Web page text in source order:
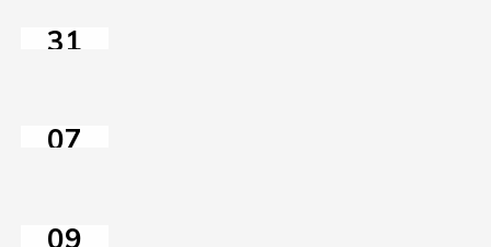
31
07
auf
09
GartenSprechstunde